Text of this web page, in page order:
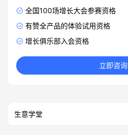
全国100场增长大会参赛资格
有赞全产品的体验试用资格
增长俱乐部入会资格
立即咨询
生意学堂